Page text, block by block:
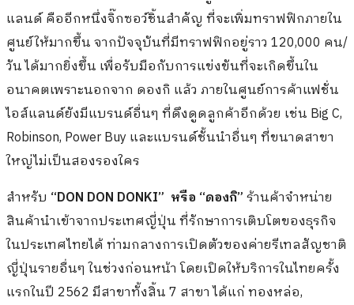
แลนด์ คืออีกหนึ่งจิ๊กซอว์ชิ้นสำคัญ ที่จะเพิ่มทราฟฟิกภายใน
ศูนย์ให้มากขึ้น จากปัจจุบันที่มีทราฟฟิกอยู่ราว 120,000 คน/
วัน ได้มากยิ่งขึ้น เพื่อรับมือกับการแข่งขันที่จะเกิดขึ้นใน
อนาคตเพราะนอกจาก ดองกิ แล้ว ภายในศูนย์การค้าแฟชั่น
ไอส์แลนด์ยังมีแบรนด์อื่นๆ ที่ดึงดูดลูกค้าอีกด้วย เช่น Big C,
Robinson, Power Buy และแบรนด์ชั้นนำอื่นๆ ที่ขนาดสาขา
ใหญ่ไม่เป็นสองรองใคร
สำหรับ “DON DON DONKI” หรือ “ดองกิ”ร้านค้าจำหน่าย
สินค้านำเข้าจากประเทศญี่ปุ่น ที่รักษาการเติบโตของธุรกิจ
ในประเทศไทยได้ ท่ามกลางการเปิดตัวของค่ายรีเทลสัญชาติ
ญี่ปุ่นรายอื่นๆ ในช่วงก่อนหน้า โดยเปิดให้บริการในไทยครั้ง
แรกในปี 2562 มีสาขาทั้งสิ้น 7 สาขา ได้แก่ ทองหล่อ,